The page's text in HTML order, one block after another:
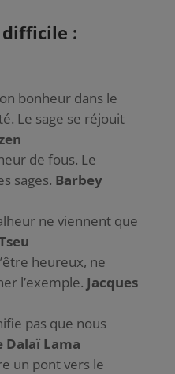
:
bonheur dans le
Le sage se réjouit
de fous. Le
sages. Barbey
ne viennent que
heureux, ne
l’exemple. Jacques
pas que nous
Dalaï Lama
un pont vers le